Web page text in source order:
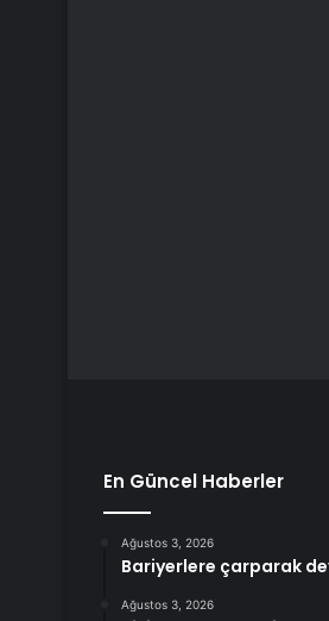
En Güncel Haberler
Ağustos 3, 2026
Bariyerlere çarparak
Ağustos 3, 2026